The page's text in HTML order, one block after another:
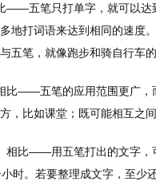
——五笔只打单字，就可以达
地打词语来达到相同的速度
五笔，就像跑步和骑自行车的
比——五笔的应用范围更广，
，比如课堂；既可能相互之
相比——用五笔打出的文字，
时。若要整理成文字，至少